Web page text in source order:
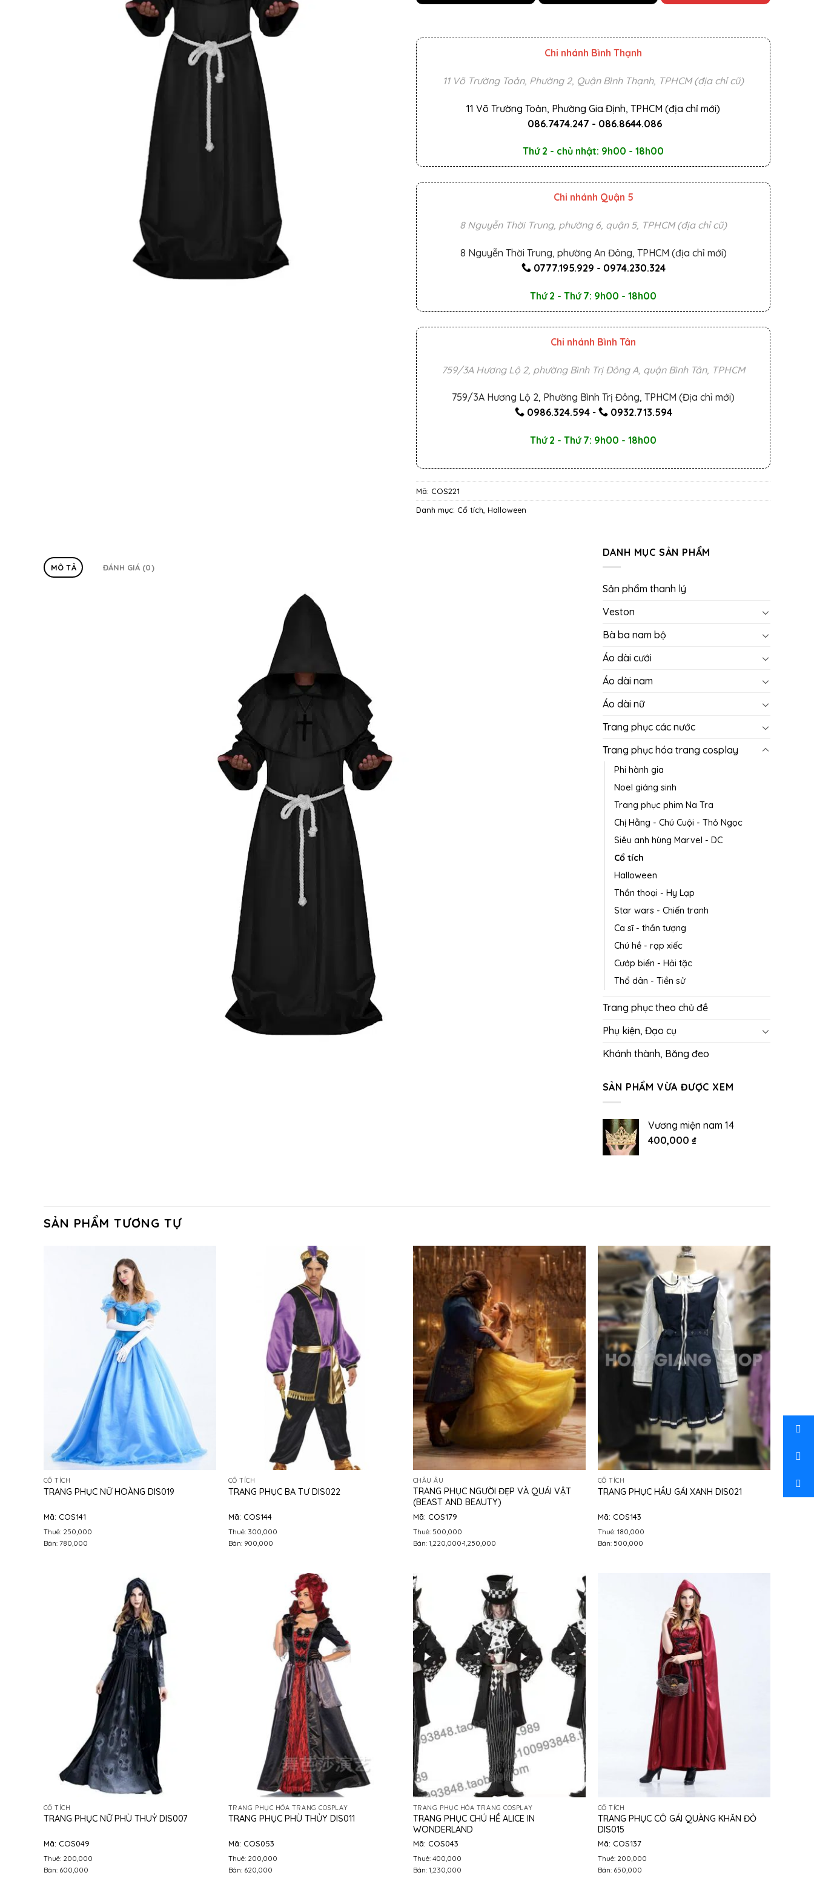
Chi nhánh Bình Thạnh
11 Võ Trường Toản, Phường 2, Quận Bình Thạnh, TPHCM (địa chỉ cũ)
11 Võ Trường Toản, Phường Gia Định, TPHCM (địa chỉ mới)
086.7474.247 - 086.8644.086
Thứ 2 - chủ nhật: 9h00 - 18h00
Chi nhánh Quận 5
8 Nguyễn Thời Trung, phường 6, quận 5, TPHCM (địa chỉ cũ)
8 Nguyễn Thời Trung, phường An Đông, TPHCM (địa chỉ mới)
0777.195.929 - 0974.230.324
Thứ 2 - Thứ 7: 9h00 - 18h00
Chi nhánh Bình Tân
759/3A Hương Lộ 2, phường Bình Trị Đông A, quận Bình Tân, TPHCM
759/3A Hương Lộ 2, Phường Bình Trị Đông, TPHCM (Địa chỉ mới)
0986.324.594- 0932.713.594
Thứ 2 - Thứ 7: 9h00 - 18h00
Mã: COS221
Danh mục: Cổ tích Halloween
MÔ TẢ ĐÁNH GIÁ (0)
DANH MỤC SẢN PHẨM
Sản phẩm thanh lý
Veston
Bà ba nam bộ
Áo dài cưới
Áo dài nam
Áo dài nữ
Trang phục các nước
Trang phục hóa trang cosplay
Phi hành gia
Noel giáng sinh
Trang phục phim Na Tra
Chị Hằng - Chú Cuội - Thỏ Ngọc
Siêu anh hùng Marvel - DC
Cổ tích
Halloween
Thần thoại - Hy Lạp
Star wars - Chiến tranh
Ca sĩ - thần tượng
Chú hề - rạp xiếc
Cướp biển - Hải tặc
Thổ dân - Tiền sử
Trang phục theo chủ đề
Phụ kiện, Đạo cụ
Khánh thành, Băng đeo
SẢN PHẨM VỪA ĐƯỢC XEM
Vương miện nam 14
400,000 ₫
SẢN PHẨM TƯƠNG TỰ
CỔ TÍCH
TRANG PHỤC NỮ HOÀNG DIS019
Mã: COS141
Thuê: 250,000
Bán: 780,000
CỔ TÍCH
TRANG PHỤC BA TƯ DIS022
Mã: COS144
Thuê: 300,000
Bán: 900,000
CHÂU ÂU
TRANG PHỤC NGƯỜI ĐẸP VÀ QUÁI VẬT
(BEAST AND BEAUTY)
Mã: COS179
Thuê: 500,000
Bán: 1,220,000-1,250,000
CỔ TÍCH
TRANG PHỤC HẦU GÁI XANH DIS021
Mã: COS143
Thuê: 180,000
Bán: 500,000
CỔ TÍCH
TRANG PHỤC NỮ PHÙ THUỶ DIS007
Mã: COS049
Thuê: 200,000
Bán: 600,000
TRANG PHỤC HÓA TRANG COSPLAY
TRANG PHỤC PHÙ THỦY DIS011
Mã: COS053
Thuê: 200,000
Bán: 620,000
TRANG PHỤC HÓA TRANG COSPLAY
TRANG PHỤC CHÚ HỀ ALICE IN
WONDERLAND
Mã: COS043
Thuê: 400,000
Bán: 1,230,000
CỔ TÍCH
TRANG PHỤC CÔ GÁI QUÀNG KHĂN ĐỎ
DIS015
Mã: COS137
Thuê: 200,000
Bán: 650,000